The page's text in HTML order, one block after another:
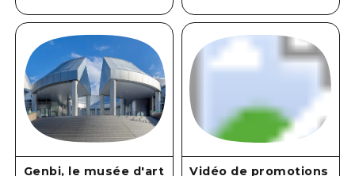
Genbi, le musée d'art Vidéo de promotions